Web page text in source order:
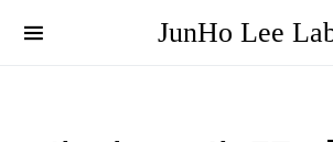
JunHo Lee